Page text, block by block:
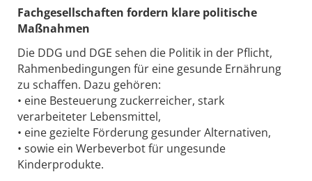
Fachgesellschaften fordern klare politische
Maßnahmen
Die DDG und DGE sehen die Politik in der Pflicht,
Rahmenbedingungen für eine gesunde Ernährung
zu schaffen. Dazu gehören:
• eine Besteuerung zuckerreicher, stark
verarbeiteter Lebensmittel,
• eine gezielte Förderung gesunder Alternativen,
• sowie ein Werbeverbot für ungesunde
Kinderprodukte.